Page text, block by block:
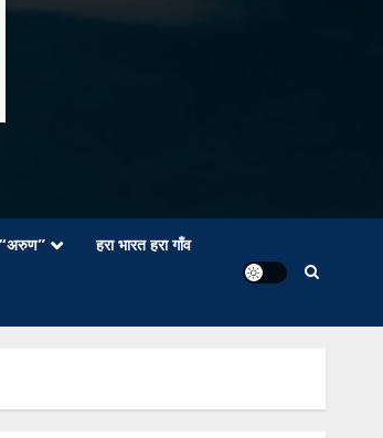
“अरुण” हरा भारत हरा गाँव